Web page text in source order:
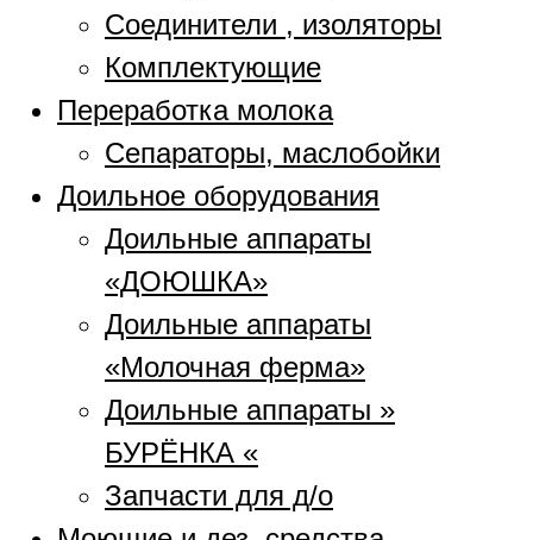
Соединители , изоляторы
Комплектующие
Переработка молока
Сепараторы, маслобойки
Доильное оборудования
Доильные аппараты
«ДОЮШКА»
Доильные аппараты
«Молочная ферма»
Доильные аппараты »
БУРЁНКА «
Запчасти для д/о